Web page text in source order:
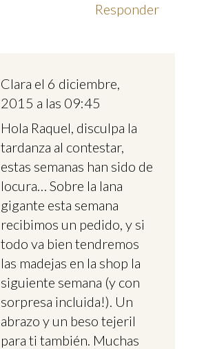
Responder
Clara el 6 diciembre,
2015 a las 09:45
Hola Raquel, disculpa la
tardanza al contestar,
estas semanas han sido de
locura… Sobre la lana
gigante esta semana
recibimos un pedido, y si
todo va bien tendremos
las madejas en la shop la
siguiente semana (y con
sorpresa incluida!). Un
abrazo y un beso tejeril
para ti también. Muchas